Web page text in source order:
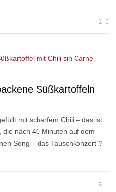
1
Süßkartoffeln
mit scharfem Chili – das ist
die nach 40 Minuten auf dem
Song – das Tauschkonzert”?
5